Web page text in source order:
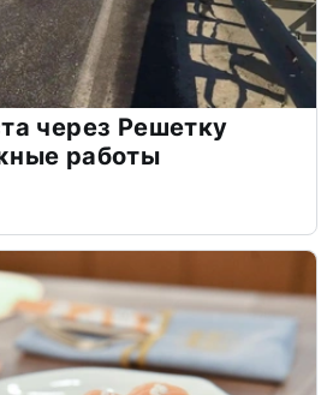
через Решетку
работы